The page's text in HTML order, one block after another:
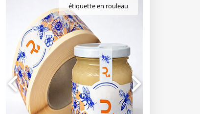
étiquette en rouleau